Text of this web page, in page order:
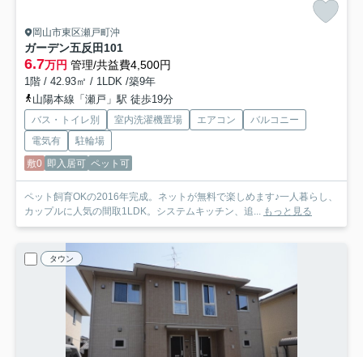
岡山市東区瀬戸町沖
ガーデン五反田101
6.7万円 管理/共益費4,500円
1階 / 42.93㎡ / 1LDK /築9年
山陽本線「瀬戸」駅 徒歩19分
バス・トイレ別 室内洗濯機置場 エアコン
バルコニー
電気有
駐輪場
敷0 即入居可 ペット可
ペット飼育OKの2016年完成。ネットが無料で楽しめます♪一人暮らし、
カップルに人気の間取1LDK。システムキッチン、追... もっと見る
タウン